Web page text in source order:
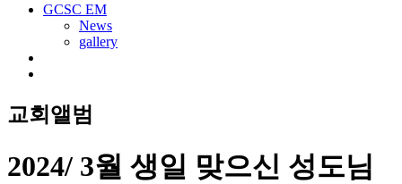
GCSC EM
News
gallery
교회앨범
2024/ 3월 생일 맞으신 성도님